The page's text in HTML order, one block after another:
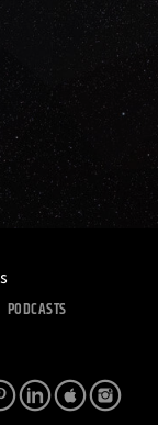
PODCASTS